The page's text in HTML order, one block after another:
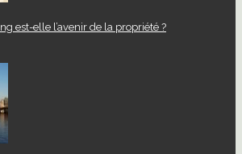
est-elle l’avenir de la propriété ?